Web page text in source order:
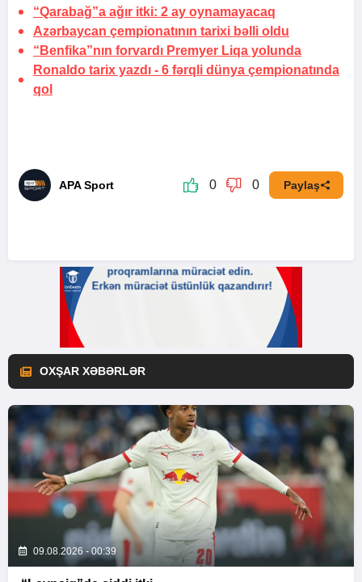
“Qarabağ”a ağır itki: 2 ay oynamayacaq
Azərbaycan çempionatının tarixi bəlli oldu
“Benfika”nın forvardı Premyer Liqa yolunda
Ronaldo tarix yazdı - 6 fərqli dünya çempionatında
qol
APA Sport 0 0 Paylaş
OXŞAR XƏBƏRLƏR
09.08.2026 - 00:39